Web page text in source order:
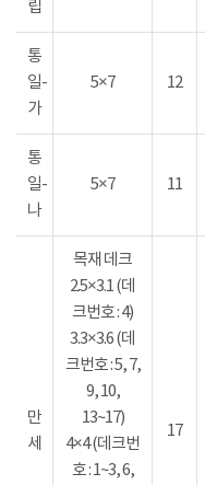
립
통
일-
가
5×7 12
통
일-
나
5×7 11
만
세
목재 데크
2.5×3.1 (데
크번호 : 4)
3.3×3.6 (데
크번호 : 5, 7,
9, 10,
13~17)
4×4 (데크번
호 : 1~3, 6,
17